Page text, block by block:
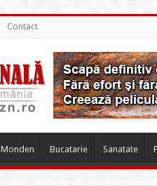
Contact
Monden Bucatarie Sanatate